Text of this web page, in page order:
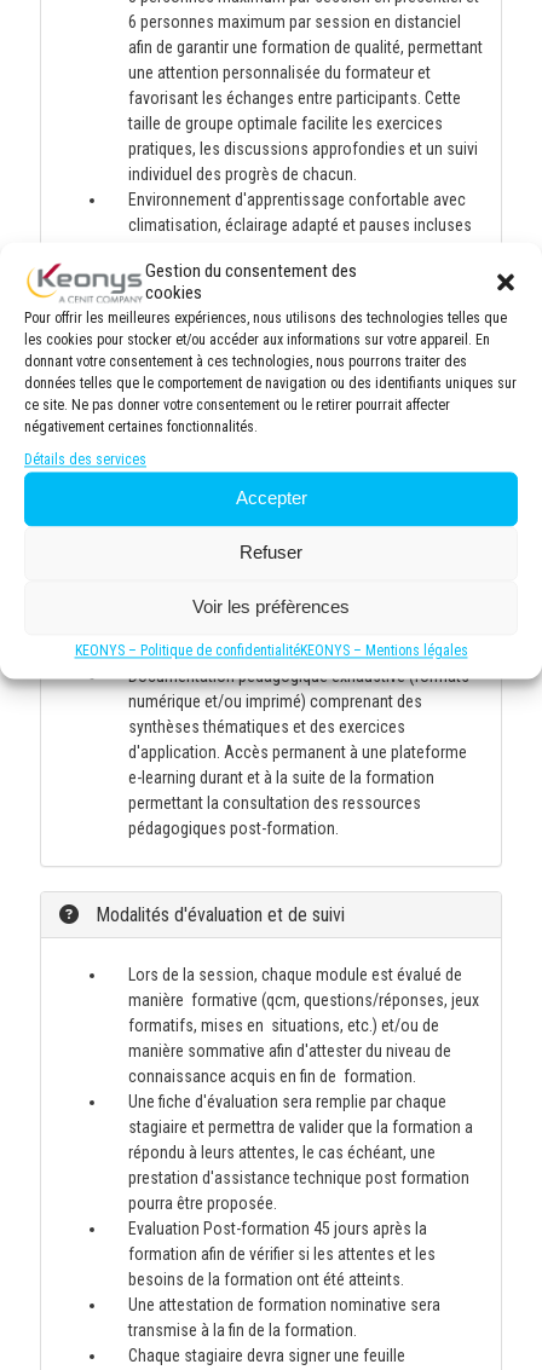
Gestion du consentement des
cookies
Pour offrir les meilleures expériences, nous utilisons des technologies telles que
les cookies pour stocker et/ou accéder aux informations sur votre appareil. En
donnant votre consentement à ces technologies, nous pourrons traiter des
données telles que le comportement de navigation ou des identifiants uniques sur
ce site. Ne pas donner votre consentement ou le retirer pourrait affecter
négativement certaines fonctionnalités.
Détails des services
Accepter
Refuser
Voir les préfèrences
KEONYS – Politique de confidentialitéKEONYS – Mentions légales
6 personnes maximum par session en distanciel
afin de garantir une formation de qualité, permettant
une attention personnalisée du formateur et
favorisant les échanges entre participants. Cette
taille de groupe optimale facilite les exercices
pratiques, les discussions approfondies et un suivi
individuel des progrès de chacun.
Environnement d'apprentissage confortable avec
climatisation, éclairage adapté et pauses incluses
journée.
Documentation complète fournie à chaque
participant, incluant supports de cours, exercices
pratiques et ressources complémentaires pour
approfondir les connaissances après la formation.
Moyens et supports pédagogiques
Méthodologie pédagogique équilibrée, alliant
apports théoriques et mises en situation pratiques.
pratiques simulant des projets professionnels pour
de travail.
Documentation pédagogique exhaustive (formats
numérique et/ou imprimé) comprenant des
synthèses thématiques et des exercices
d'application. Accès permanent à une plateforme
e-learning durant et à la suite de la formation
permettant la consultation des ressources
pédagogiques post-formation.
Modalités d'évaluation et de suivi
Lors de la session, chaque module est évalué de
manière formative (qcm, questions/réponses, jeux
formatifs, mises en situations, etc.) et/ou de
manière sommative afin d'attester du niveau de
connaissance acquis en fin de formation.
Une fiche d'évaluation sera remplie par chaque
stagiaire et permettra de valider que la formation a
répondu à leurs attentes, le cas échéant, une
prestation d'assistance technique post formation
pourra être proposée.
Evaluation Post-formation 45 jours après la
formation afin de vérifier si les attentes et les
besoins de la formation ont été atteints.
Une attestation de formation nominative sera
transmise à la fin de la formation.
Chaque stagiaire devra signer une feuille